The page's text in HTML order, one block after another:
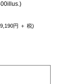
円 ＋ 税)